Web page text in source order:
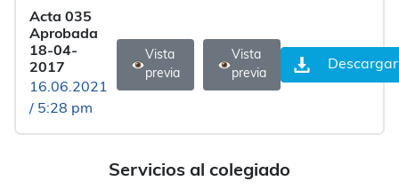
Servicios al colegiado
Acta 035
Aprobada
18-04-
2017
16.06.2021
/ 5:28 pm
Vista
previa
Vista
previa
Descargar